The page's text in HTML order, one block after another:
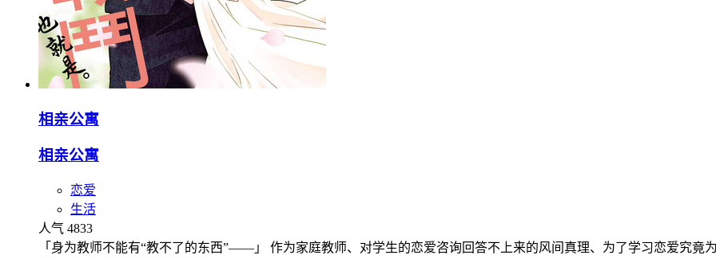
相亲公寓
相亲公寓
恋爱
生活
人气 4833
「身为教师不能有“教不了的东西”——」 作为家庭教师、对学生的恋爱咨询回答不上来的风间真理、为了学习恋爱究竟